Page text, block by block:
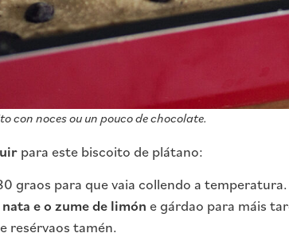
con noces ou un pouco de chocolate.
para este biscoito de plátano:
graos para que vaia collendo a temperatura.
e o zume de limón e gárdao para máis
resérvaos tamén.